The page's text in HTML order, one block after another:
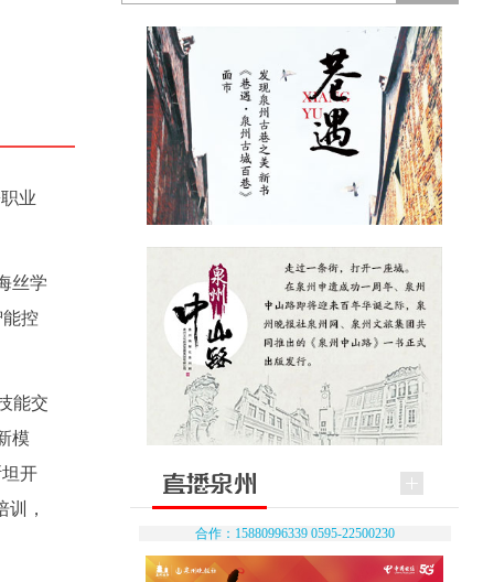
业
丝学
能控
能交
模
开
，
合作：15880996339 0595-22500230